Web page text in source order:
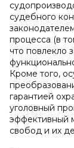
судебного
процесса (в
что повлекло
Кроме того,
гарантией
уголовный
эффективный
свобод и их